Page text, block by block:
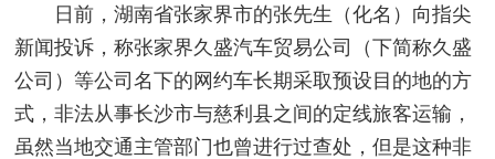
日前，湖南省张家界市的张先生（化名）向指尖
新闻投诉，称张家界久盛汽车贸易公司（下简称久盛
公司）等公司名下的网约车长期采取预设目的地的方
式，非法从事长沙市与慈利县之间的定线旅客运输，
虽然当地交通主管部门也曾进行过查处，但是这种非